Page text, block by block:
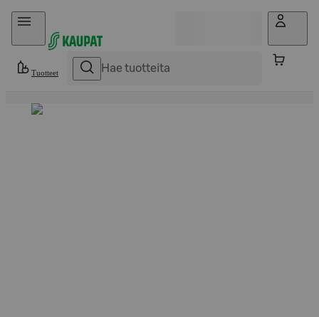
Hyppää sisältöön
Tuotteet